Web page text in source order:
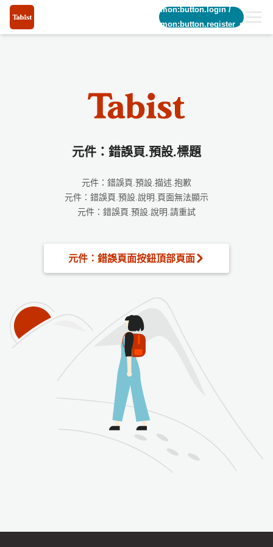
common:button.login/
common:button.register_short
元件：錯誤頁.預設.標題
元件：錯誤頁.預設.描述.抱歉
元件：錯誤頁.預設.說明.頁面無法顯示
元件：錯誤頁.預設.說明.請重試
元件：錯誤頁面按鈕頂部頁面